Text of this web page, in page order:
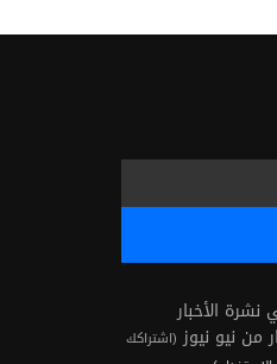
نشرة الأخبار
من نيو نيوز (اشتراكك